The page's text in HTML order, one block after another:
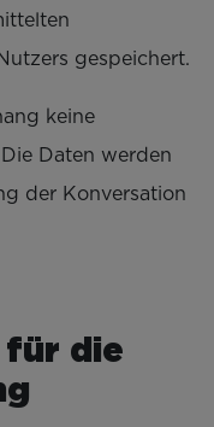
gespeichert.
keine
Daten werden
der Konversation
für die